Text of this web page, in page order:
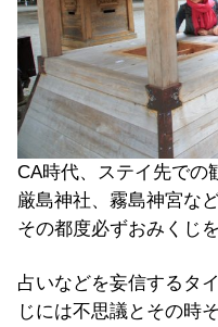
CA時代、ステイ先での
厳島神社、霧島神宮な
その都度必ずおみくじ
占いなどを妄信するタ
じには不思議とその時